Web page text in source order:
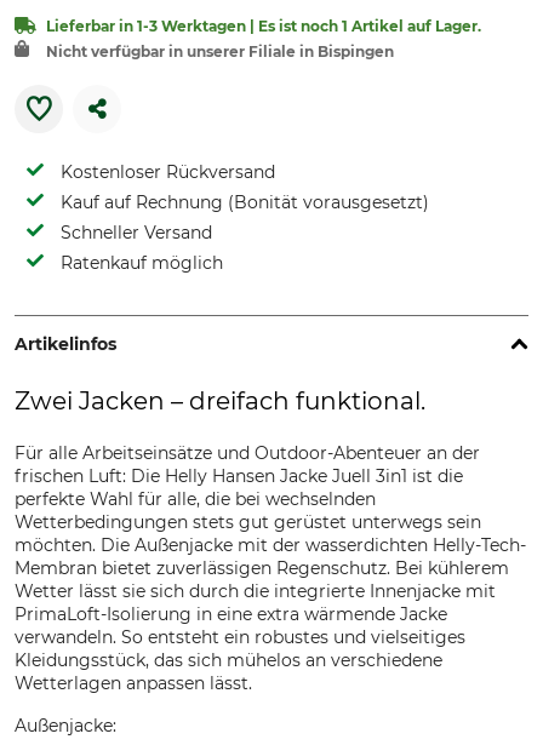
Lieferbar in 1-3 Werktagen | Es ist noch 1 Artikel auf Lager.
Nicht verfügbar in unserer Filiale in Bispingen
Kostenloser Rückversand
Kauf auf Rechnung (Bonität vorausgesetzt)
Schneller Versand
Ratenkauf möglich
Artikelinfos
Zwei Jacken – dreifach funktional.
Für alle Arbeitseinsätze und Outdoor-Abenteuer an der
frischen Luft: Die Helly Hansen Jacke Juell 3in1 ist die
perfekte Wahl für alle, die bei wechselnden
Wetterbedingungen stets gut gerüstet unterwegs sein
möchten. Die Außenjacke mit der wasserdichten Helly-Tech-
Membran bietet zuverlässigen Regenschutz. Bei kühlerem
Wetter lässt sie sich durch die integrierte Innenjacke mit
PrimaLoft-Isolierung in eine extra wärmende Jacke
verwandeln. So entsteht ein robustes und vielseitiges
Kleidungsstück, das sich mühelos an verschiedene
Wetterlagen anpassen lässt.
Außenjacke: